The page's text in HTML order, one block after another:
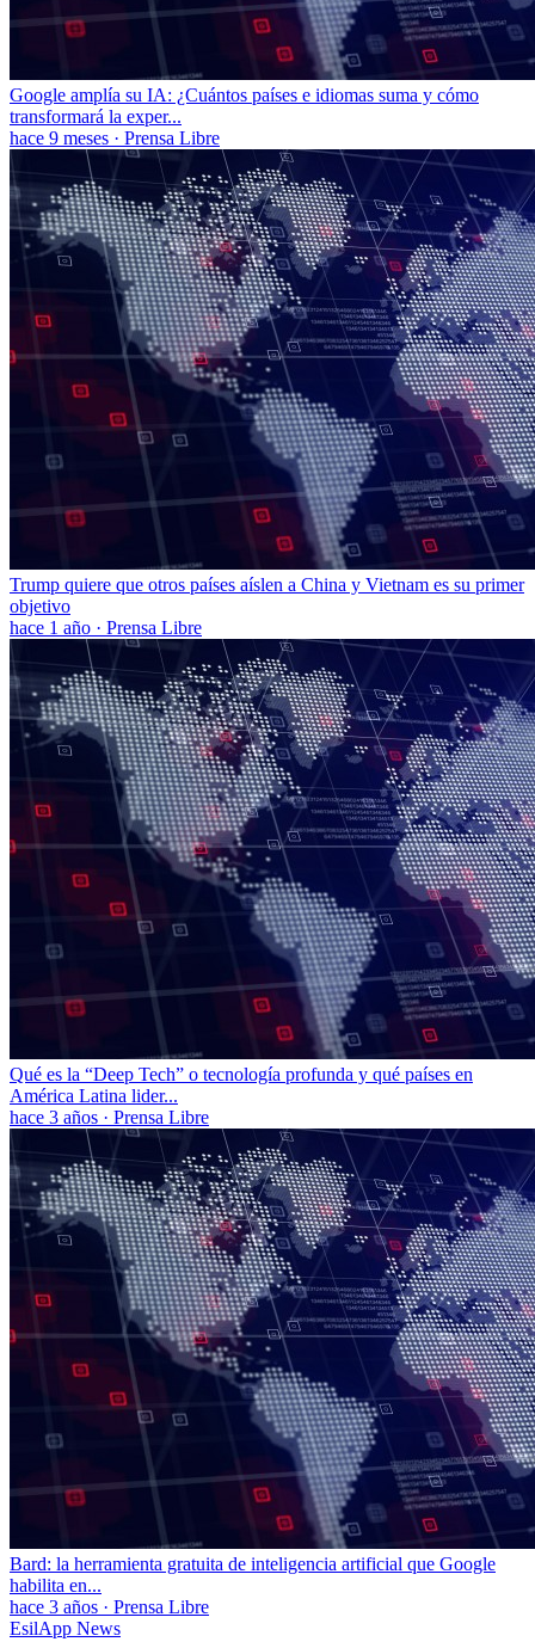
Google amplía su IA: ¿Cuántos países e idiomas suma y cómo
transformará la exper...
hace 9 meses · Prensa Libre
Trump quiere que otros países aíslen a China y Vietnam es su primer
objetivo
hace 1 año · Prensa Libre
Qué es la “Deep Tech” o tecnología profunda y qué países en
América Latina lider...
hace 3 años · Prensa Libre
Bard: la herramienta gratuita de inteligencia artificial que Google
habilita en...
hace 3 años · Prensa Libre
EsilApp News